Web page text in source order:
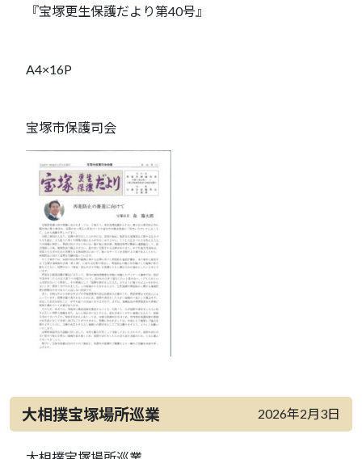
『宝塚更生保護だより第40号』
A4×16P
宝塚市保護司会
大相撲宝塚場所巡業 2026年2月3日